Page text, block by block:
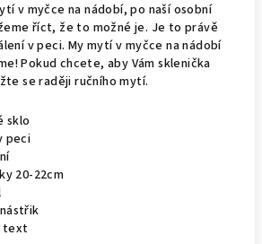
v myčce na nádobí, po naší osobní
říct, že to možné je. Je to právě
v peci. My mytí v myčce na nádobí
Pokud chcete, aby Vám sklenička
se raději ručního mytí.
sklo
peci
20-22cm
text